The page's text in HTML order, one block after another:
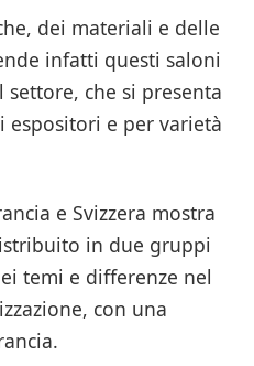
dei materiali e delle
infatti questi saloni
che si presenta
e per varietà
e Svizzera mostra
in due gruppi
temi e differenze nel
con una